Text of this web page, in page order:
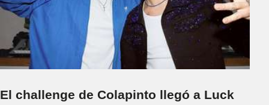
El challenge de Colapinto llegó a Luck